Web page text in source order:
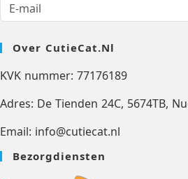
Over CutieCat.nl
KVK nummer: 77176189
Adres: De Tienden 24C, 5674TB,
Email: info@cutiecat.nl
Bezorgdiensten